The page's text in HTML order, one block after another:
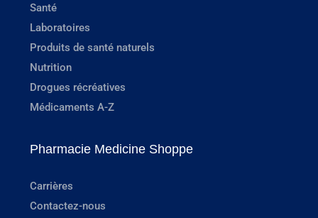
Santé
Laboratoires
Produits de santé naturels
Nutrition
Drogues récréatives
Médicaments A-Z
Pharmacie Medicine Shoppe
Carrières
Contactez-nous